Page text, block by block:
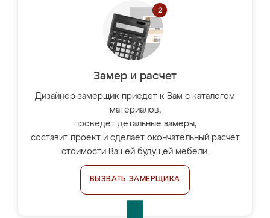
Замер и расчет
Дизайнер-замерщик приедет к Вам с каталогом
материалов,
проведёт детальные замеры,
составит проект и сделает окончательный расчёт
стоимости Вашей будущей мебели.
ВЫЗВАТЬ ЗАМЕРЩИКА